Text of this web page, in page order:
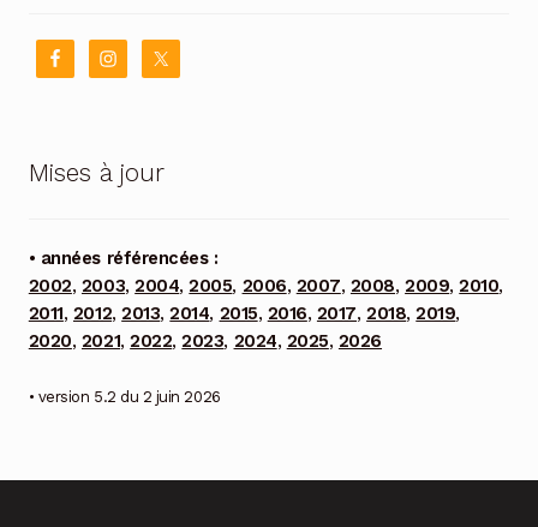
Mises à jour
• années référencées :
2002, 2003,2004,2005, 2006, 2007, 2008,2009,2010,
2011, 2012,2013,2014, 2015, 2016, 2017,2018,2019,
2020, 2021,2022,2023, 2024, 2025, 2026
• version 5.2 du 2 juin 2026